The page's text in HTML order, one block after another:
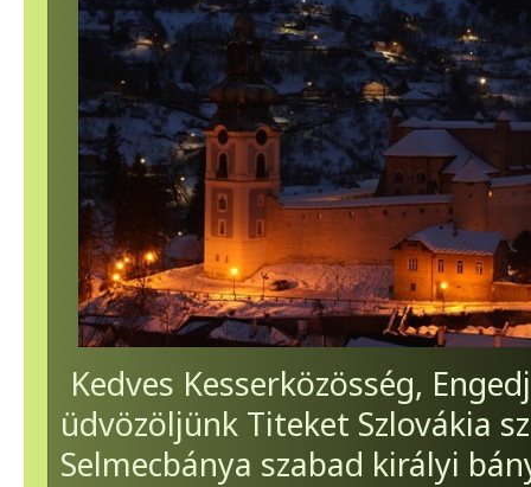
Kedves Kesserközösség,
üdvözöljünk Titeket Szlovákia
Selmecbánya szabad királyi